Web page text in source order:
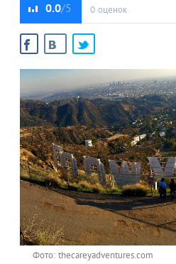
0.0 0 оценок
Фото: thecareyadventures.com